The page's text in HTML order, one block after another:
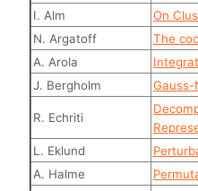
I. Alm
On
N. Argatoff
The
A. Arola
J. Bergholm
R. Echriti
L. Eklund
A. Halme